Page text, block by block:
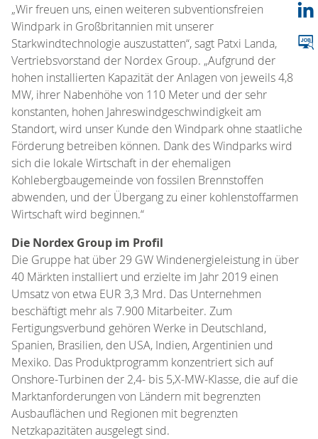
„Wir freuen uns, einen weiteren subventionsfreien
Windpark in Großbritannien mit unserer
Starkwindtechnologie auszustatten“, sagt Patxi Landa,
Vertriebsvorstand der Nordex Group. „Aufgrund der
hohen installierten Kapazität der Anlagen von jeweils 4,8
MW, ihrer Nabenhöhe von 110 Meter und der sehr
konstanten, hohen Jahreswindgeschwindigkeit am
Standort, wird unser Kunde den Windpark ohne staatliche
Förderung betreiben können. Dank des Windparks wird
sich die lokale Wirtschaft in der ehemaligen
Kohlebergbaugemeinde von fossilen Brennstoffen
abwenden, und der Übergang zu einer kohlenstoffarmen
Wirtschaft wird beginnen.“
Die Nordex Group im Profil
Die Gruppe hat über 29 GW Windenergieleistung in über
40 Märkten installiert und erzielte im Jahr 2019 einen
Umsatz von etwa EUR 3,3 Mrd. Das Unternehmen
beschäftigt mehr als 7.900 Mitarbeiter. Zum
Fertigungsverbund gehören Werke in Deutschland,
Spanien, Brasilien, den USA, Indien, Argentinien und
Mexiko. Das Produktprogramm konzentriert sich auf
Onshore-Turbinen der 2,4- bis 5,X-MW-Klasse, die auf die
Marktanforderungen von Ländern mit begrenzten
Ausbauflächen und Regionen mit begrenzten
Netzkapazitäten ausgelegt sind.